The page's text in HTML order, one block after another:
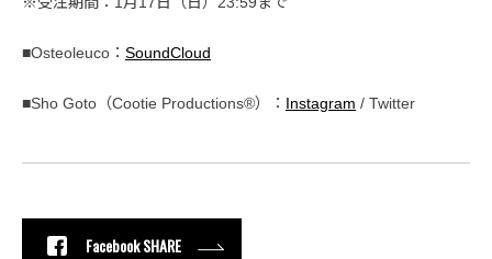
■Osteoleuco： SoundCloud
■Sho Goto（Cootie Productions®️）： Instagram / Twitter
Facebook SHARE